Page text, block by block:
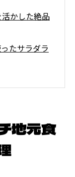
かした絶品
たサラダラ
を堪能する
シーステー
地元食